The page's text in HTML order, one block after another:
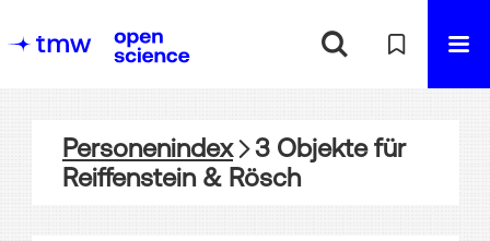
Personenindex 3 Objektefür
Reiffenstein & Rösch